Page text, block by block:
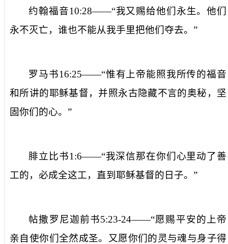
约翰福音10:28——“我又 赐给他们永生。他们
永不灭亡，谁也不能从我手里把他们夺去。 ”
罗马书16:25——“惟有上帝能照我所传的福音
和所讲的耶稣基督，并照永古隐藏不言的奥秘，坚
固你们的心。 ”
腓立比书1:6——“我深信那在你们心里动了善
工的， 必成全这工，直到耶稣基督的日子。 ”
帖撒罗 尼迦前书5:23-24——“愿赐平安的上帝
亲自使你们全然成圣。又愿你们的灵与魂与身子得